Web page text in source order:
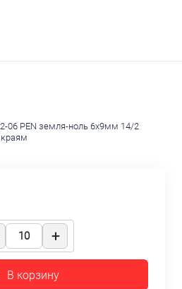
06 PEN земля-ноль 6х9мм 14/2
В корзину